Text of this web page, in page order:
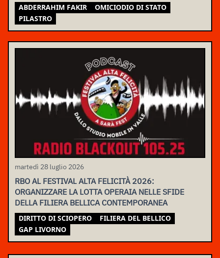
ASSEMBLEA NAZIONALE
ABDERRAHIM FAKIR
OMICIODIO DI STATO
PILASTRO
martedì 28 luglio 2026
RBO AL FESTIVAL ALTA FELICITÀ 2026:
ORGANIZZARE LA LOTTA OPERAIA NELLE SFIDE
DELLA FILIERA BELLICA CONTEMPORANEA
DIRITTO DI SCIOPERO
FILIERA DEL BELLICO
GAP LIVORNO